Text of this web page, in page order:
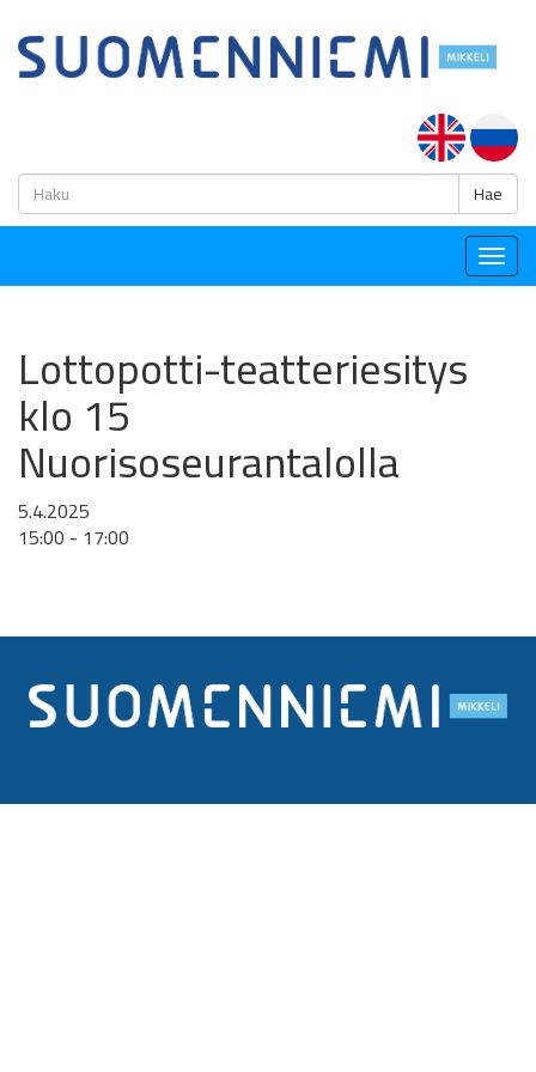
Hae
Lottopotti-teatteriesitys
klo 15
Nuorisoseurantalolla
5.4.2025
15:00 - 17:00